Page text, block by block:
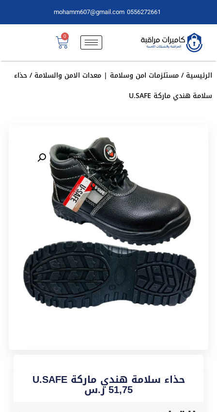
0556272661
mohamm607@gmail.com
0
الرئيسية/مستلزمات امن وسلامة | معدات الامن والسلامة/ حذاء
سلامة هندي ماركة U.SAFE
حذاء سلامة هندي ماركة U.SAFE
51,75ر.س